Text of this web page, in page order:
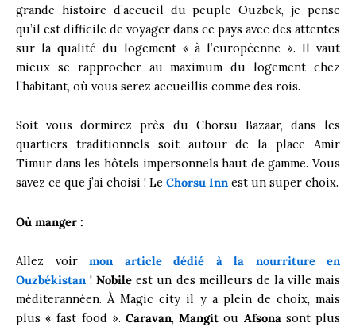
grande histoire d’accueil du peuple Ouzbek, je pense
qu’il est difficile de voyager dans ce pays avec des attentes
sur la qualité du logement « à l’européenne ». Il vaut
mieux se rapprocher au maximum du logement chez
l’habitant, où vous serez accueillis comme des rois.
Soit vous dormirez près du Chorsu Bazaar, dans les
quartiers traditionnels soit autour de la place Amir
Timur dans les hôtels impersonnels haut de gamme. Vous
savez ce que j’ai choisi ! Le Chorsu Inn est un super choix.
Où manger :
Allez voir mon article dédié à la nourriture en
Ouzbékistan !Nobile est un des meilleurs de la ville mais
méditerannéen. À Magic city il y a plein de choix, mais
plus « fast food ». Caravan,Mangit ou Afsonasont plus